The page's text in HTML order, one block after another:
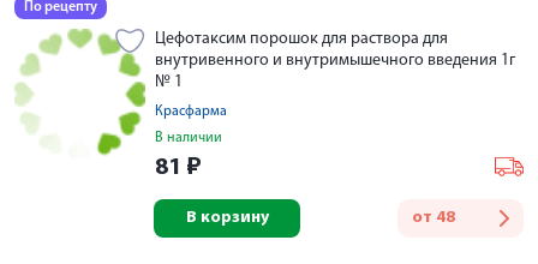
По рецепту
Цефотаксим порошок для раствора для
внутривенного и внутримышечного введения 1г
№ 1
Красфарма
В наличии
81 ₽
от 48
В корзину